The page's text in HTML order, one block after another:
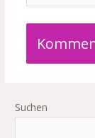
Suchen